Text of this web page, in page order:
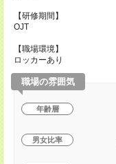
【研修期間】
OJT
【職場環境】
ロッカーあり
職場の雰囲気
年齢層
男女比率